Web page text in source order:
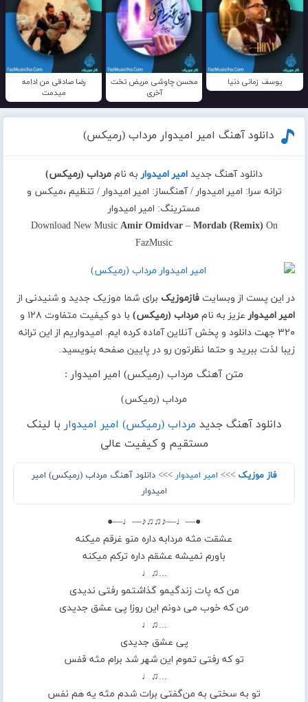
یوسف زمانی دنیا
محسن چاوشی مریض تخت
آخری
رضا صادقی من ادامه
میدمت
دانلود آهنگ امیر امیدوار مرداب (رمیکس)
دانلود آهنگ جدید امیر امیدواربه نام مرداب (رمیکس)
ترانه سرا: امیر امیدوار / آهنگساز: امیر امیدوار / تنظیم ،میکس و
مسترینگ: امیر امیدوار
Download New Music Amir Omidvar– Mordab (Remix) On
FazMusic
در این پست از وبسایتفازموزیک برای شما موزیک جدید و شنیدنی از
امیر امیدوارعزیز به ناممرداب (رمیکس)
با دو کیفیت متفاوت ۱۲۸ و
۳۲۰ جهت دانلود و پخش آنلاین آماده کرده ایم. امیدواریم از این ترانه
زیبا لذت ببرید و حتما نظرتون رو در پایین صفحه بنویسید.
متن آهنگ مرداب (رمیکس) امیر امیدوار :
مرداب (رمیکس)
دانلود آهنگ جدید مرداب (رمیکس) امیر امیدوار با لینک
مستقیم و کیفیت عالی
فاز موزیک >>> امیر امیدوار >>> دانلود آهنگ مرداب (رمیکس) امیر
امیدوار
●—♩—♪♫♫♪—♩—●
عشقت‌ مثه مردابه داره منو غرقم میکنه
باورم نمیشه عشقم داره ترکم میکنه
...♫♩
من که پات زندگیمو‌ گذاشتمو رفتی ندیدی
من که خوب می دونم این روزا پی عشق جدیدی
...♫♩
پی عشق جدیدی
تو که رفتی تموم این شهر شد برام مثه قفس
...♫♩
تو به سختی به من‌گفتی برات شدم مثه یه هم نفس